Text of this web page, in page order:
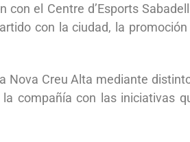
el Centre d’Esports
con la ciudad, la
Nova Creu Alta mediante
compañía con las iniciativas